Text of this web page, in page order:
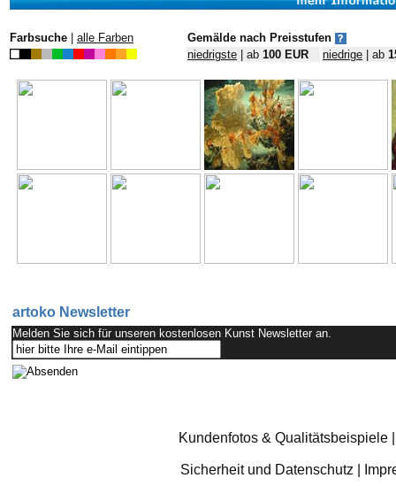
Farbsuche alle Farben
Gemälde nach Preisstufen
niedrigste | ab 100 EUR niedrige | ab
artoko Newsletter
Melden Sie sich für unseren kostenlosen Kunst Newsletter an.
Kundenfotos & Qualitätsbeispiele
Sicherheit und Datenschutz